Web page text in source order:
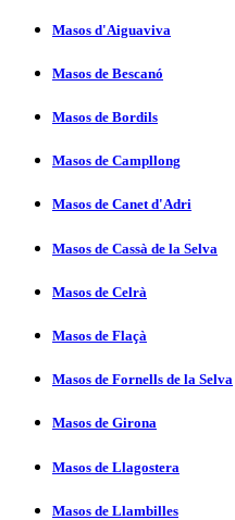
Masos d'Aiguaviva
Masos de Bescanó
Masos de Bordils
Masos de Campllong
Masos de Canet d'Adri
Masos de Cassà de la Selva
Masos de Celrà
Masos de Flaçà
Masos de Fornells de la Selva
Masos de Girona
Masos de Llagostera
Masos de Llambilles